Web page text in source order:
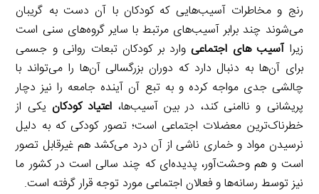
رنج و مخاطرات آسیب‌هایی که کودکان با آن دست به گریبان
می‌شوند چند برابر آسیب‌های مرتبط با سایر گروه‌های سنی است
زیراآسیب های اجتماعیوارد بر کودکان تبعات روانی و جسمی
برای آن‌ها به دنبال دارد که دوران بزرگسالی آن‌ها را می‌تواند با
چالشی جدی مواجه کرده و به تبع آن آینده جامعه را نیز دچار
پریشانی و ناامنی کند، در بین آسیب‌ها، اعتیاد کودکانیکی از
خطرناک‌ترین معضلات اجتماعی است؛ تصور کودکی که به دلیل
نرسیدن مواد و خماری ناشی از آن درد می‌کشد هم غیرقابل تصور
است و هم وحشت‌آور، پدیده‌ای که چند سالی است در کشور ما
نیز توسط رسانه‌ها و فعالان اجتماعی مورد توجه قرار گرفته است.